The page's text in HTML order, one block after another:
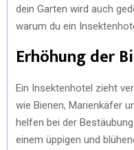
dein Garten wird auch
warum du ein
Erhöhung der
Ein Insektenhotel zieht
wie Bienen, Marienkäfer
helfen bei der
einem üppigen und